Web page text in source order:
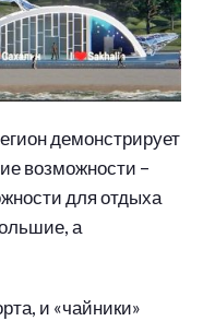
демонстрирует
возможности –
для отдыха
а
и «чайники»